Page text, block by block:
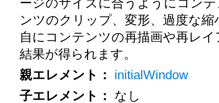
ージのサイズに合うようにコン
ンツのクリップ、変形、過度な
自にコンテンツの再描画や再レ
結果が得られます。
親エレメント： initialWindow
子エレメント： なし